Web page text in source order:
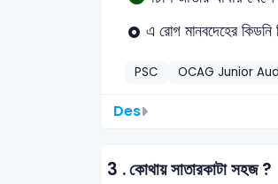
এ রোগ মানবদেহের কিডনি
PSC OCAG Junior
Des
3 .কোথায় সাতারকাটা সহজ ?